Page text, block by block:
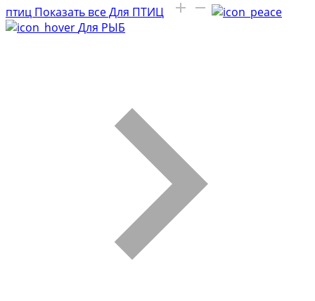
птиц Показать все Для ПТИЦ
Для РЫБ